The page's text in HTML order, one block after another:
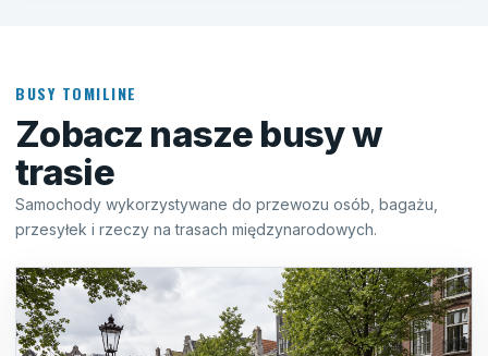
BUSY TOMILINE
Zobacz nasze busy w
trasie
Samochody wykorzystywane do przewozu osób, bagażu,
przesyłek i rzeczy na trasach międzynarodowych.